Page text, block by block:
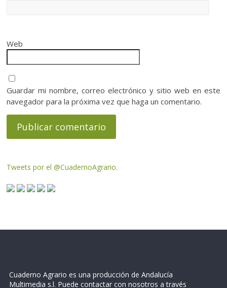
Web
Guardar mi nombre, correo electrónico y sitio web en este
navegador para la próxima vez que haga un comentario.
Tweets por el @CuadernoAgrario.
Cuaderno Agrario es una producción de Andalucía
Multimedia s.l. Puede contactar con nosotros a través